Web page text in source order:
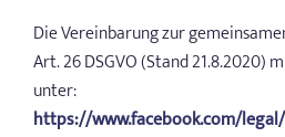
Die Vereinbarung zur
Art. 26 DSGVO (Stand 21.8.2020)
unter:
https://www.facebook.com/